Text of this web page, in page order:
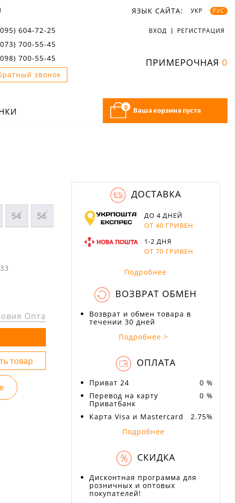
ЯЗЫК САЙТА: УКР РУС
604-72-25
700-55-45
700-55-45
звонок
ВХОД РЕГИСТРАЦИЯ
ПРИМЕРОЧНАЯ 0
0 Ваша корзина пуста
54 56
Опта
ДОСТАВКА
ДО 4 ДНЕЙ
ОТ 40 ГРИВЕН
1-2 ДНЯ
ОТ 70 ГРИВЕН
Подробнее
ВОЗВРАТ ОБМЕН
Возврат и обмен товара в
течении 30 дней
Подробнее >
ОПЛАТА
Приват 24
0 %
Перевод на карту
Приватбанк
0 %
Карта Visa и Mastercard
2.75%
Подробнее
СКИДКА
Дисконтная программа для
розничных и оптовых
покупателей!